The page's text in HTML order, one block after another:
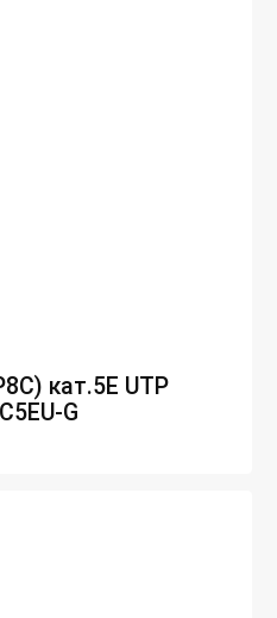
кат.5E UTP
G